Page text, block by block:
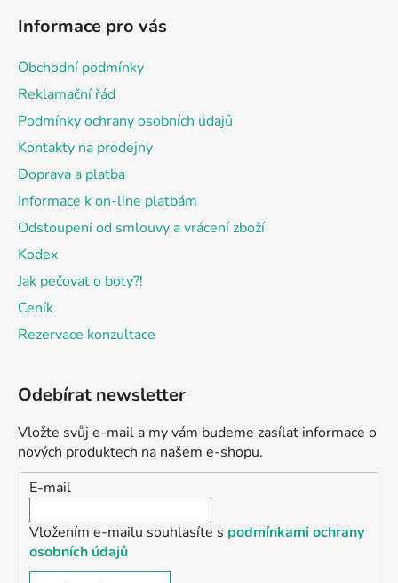
Informace pro vás
Obchodní podmínky
Reklamační řád
Podmínky ochrany osobních údajů
Kontakty na prodejny
Doprava a platba
Informace k on-line platbám
Odstoupení od smlouvy a vrácení zboží
Kodex
Jak pečovat o boty?!
Ceník
Rezervace konzultace
Odebírat newsletter
Vložte svůj e-mail a my vám budeme zasílat informace o
nových produktech na našem e-shopu.
E-mail
Vložením e-mailu souhlasíte s podmínkami ochrany
osobních údajů